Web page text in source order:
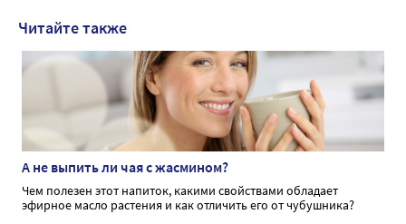
Читайте также
А не выпить ли чая с жасмином?
Чем полезен этот напиток, какими свойствами обладает
эфирное масло растения и как отличить его от чубушника?